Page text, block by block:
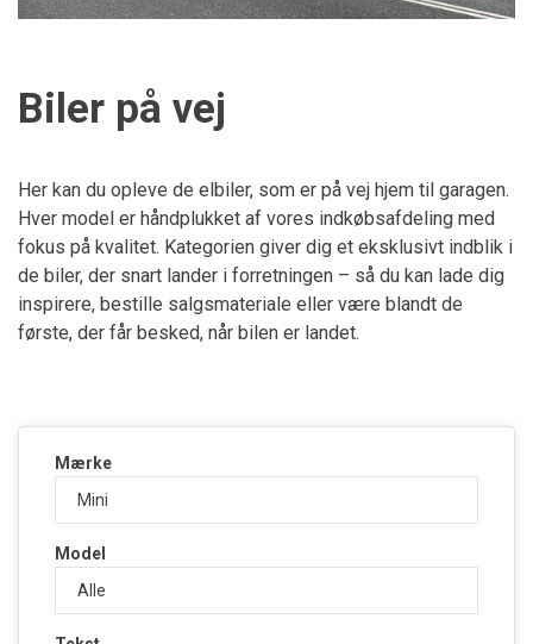
Biler på vej
Her kan du opleve de elbiler, som er på vej hjem til garagen.
Hver model er håndplukket af vores indkøbsafdeling med
fokus på kvalitet. Kategorien giver dig et eksklusivt indblik i
de biler, der snart lander i forretningen – så du kan lade dig
inspirere, bestille salgsmateriale eller være blandt de
første, der får besked, når bilen er landet.
Mærke
Model